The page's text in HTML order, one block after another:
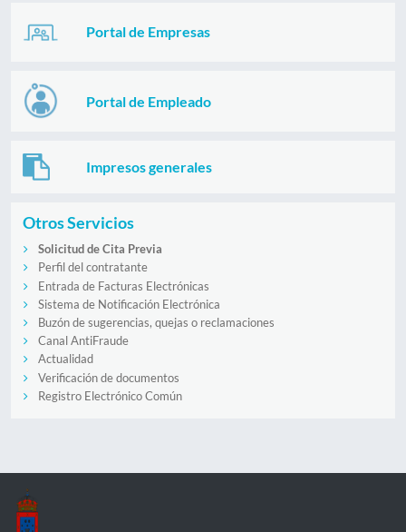
Portal de Empresas
Portal de Empleado
Impresos generales
Otros Servicios
Solicitud de Cita Previa
Perfil del contratante
Entrada de Facturas Electrónicas
Sistema de Notificación Electrónica
Buzón de sugerencias, quejas o reclamaciones
Canal AntiFraude
Actualidad
Verificación de documentos
Registro Electrónico Común